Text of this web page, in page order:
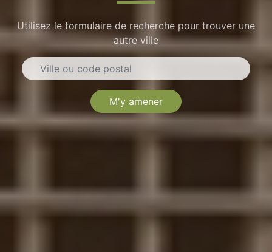
Utilisez le formulaire de recherche pour trouver une
autre ville
M'y amener